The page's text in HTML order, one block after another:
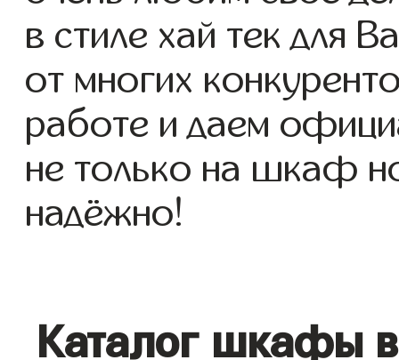
в стиле хай тек для
от многих
работе и даем
не только на шкаф
надёжно!
Каталог шкафы